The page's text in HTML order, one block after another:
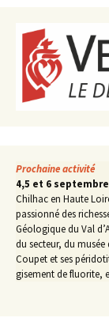
Prochaine activité
4,5 et 6
Chilhac en Haute
passionné des
Géologique du Val
du secteur, du
Coupet et ses
gisement de fluorite,